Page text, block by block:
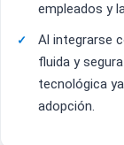
empleados y
Al integrarse
fluida y
tecnológica
adopción.